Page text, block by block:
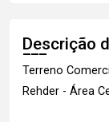
Descrição
Terreno
Rehder - Área